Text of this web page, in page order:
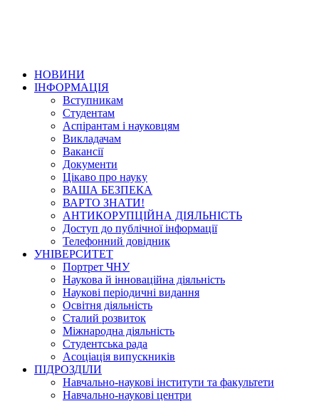
НОВИНИ
ІНФОРМАЦІЯ
Вступникам
Студентам
Аспірантам і науковцям
Викладачам
Вакансії
Документи
Цікаво про науку
ВАША БЕЗПЕКА
ВАРТО ЗНАТИ!
АНТИКОРУПЦІЙНА ДІЯЛЬНІСТЬ
Доступ до публічної інформації
Телефонний довідник
УНІВЕРСИТЕТ
Портрет ЧНУ
Наукова й інноваційна діяльність
Наукові періодичні видання
Освітня діяльність
Сталий розвиток
Міжнародна діяльність
Студентська рада
Асоціація випускників
ПІДРОЗДІЛИ
Навчально-наукові інститути та факультети
Навчально-наукові центри